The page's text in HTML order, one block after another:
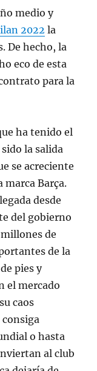
medio y
2022 la
De hecho, la
eco de esta
para la
ha tenido el
la salida
se acreciente
marca Barça.
desde
del gobierno
de
de la
pies y
el mercado
caos
o hasta
al club